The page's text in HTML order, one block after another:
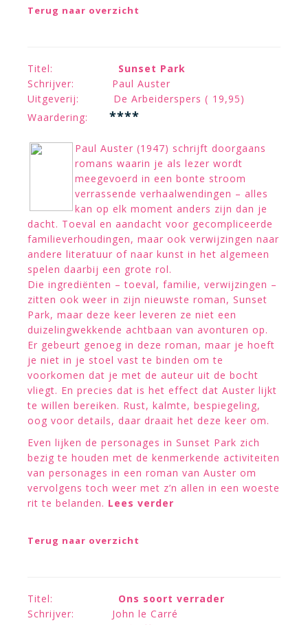
Terug naar overzicht
Titel: Sunset Park
Schrijver: Paul Auster
Uitgeverij: De Arbeiderspers ( 19,95)
Waardering:
****
Paul Auster (1947) schrijft doorgaans
romans waarin je als lezer wordt
meegevoerd in een bonte stroom
verrassende verhaalwendingen – alles
kan op elk moment anders zijn dan je
dacht. Toeval en aandacht voor gecompliceerde
familieverhoudingen, maar ook verwijzingen naar
andere literatuur of naar kunst in het algemeen
spelen daarbij een grote rol.
Die ingrediënten – toeval, familie, verwijzingen –
zitten ook weer in zijn nieuwste roman, Sunset
Park, maar deze keer leveren ze niet een
duizelingwekkende achtbaan van avonturen op.
Er gebeurt genoeg in deze roman, maar je hoeft
je niet in je stoel vast te binden om te
voorkomen dat je met de auteur uit de bocht
vliegt. En precies dat is het effect dat Auster lijkt
te willen bereiken. Rust, kalmte, bespiegeling,
oog voor details, daar draait het deze keer om.
Even lijken de personages in Sunset Park zich
bezig te houden met de kenmerkende activiteiten
van personages in een roman van Auster om
vervolgens toch weer met z’n allen in een woeste
rit te belanden. Lees verder
Terug naar overzicht
Titel: Ons soort verrader
Schrijver: John le Carré